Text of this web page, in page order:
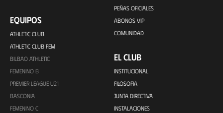
EQUIPOS
ATHLETIC CLUB
ATHLETIC CLUB FEM
BILBAO ATHLETIC
FEMENINO B
PREMIER LEAGUE U21
BASCONIA
FEMENINO C
PEÑAS OFICIALES
ABONOS VIP
COMUNIDAD
EL CLUB
INSTITUCIONAL
FILOSOFÍA
JUNTA DIRECTIVA
INSTALACIONES